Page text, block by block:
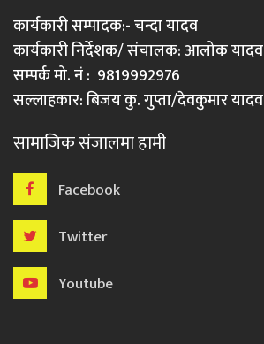
कार्यकारी सम्पादक:- चन्दा यादव
कार्यकारी निर्देशक/ संचालक: आलोक यादव
सम्पर्क मो. नं : 9819992976
सल्लाहकार: बिजय कु. गुप्ता/देवकुमार यादव
सामाजिक संजालमा हामी
Facebook
Twitter
Youtube